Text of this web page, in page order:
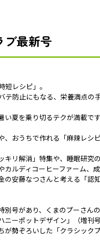
ブ最新号
レシピ」。
防止にもなる、栄養満点の
夏を乗り切るテクが満載です
、おうちで作れる「麻辣レシ
キリ解消」特集や、睡眠研究
カルディコーヒーファーム、
安藤なつさんと考える「認
号があり、くまのプーさん
ニーポットデザイン」（増刊
勢ぞろいした「クラシック